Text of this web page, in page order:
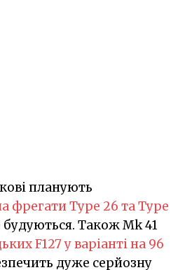
планують
фрегати Type 26 та Type
будуються. Також Mk 41
F127 у варіанті на 96
дуже серйозну